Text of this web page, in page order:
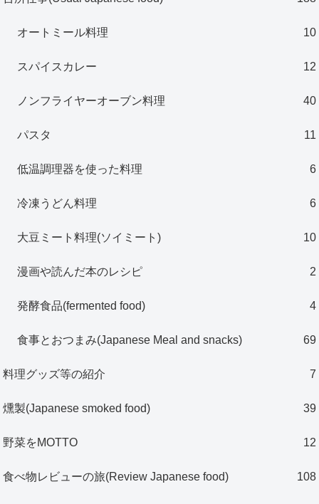
オートミール料理 10
スパイスカレー 12
ノンフライヤーオーブン料理 40
パスタ 11
低温調理器を使った料理 6
冷凍うどん料理 6
大豆ミート料理(ソイミート) 10
漫画や読んだ本のレシピ 2
発酵食品(fermented food) 4
食事とおつまみ(Japanese Meal and snacks) 69
料理グッズ等の紹介 7
燻製(Japanese smoked food) 39
野菜をMOTTO 12
食べ物レビューの旅(Review Japanese food) 108